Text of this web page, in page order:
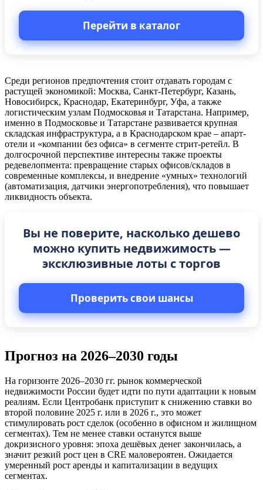
Перейти в каталог
Среди регионов предпочтения стоит отдавать городам с
растущей экономикой: Москва, Санкт-Петербург, Казань,
Новосибирск, Краснодар, Екатеринбург, Уфа, а также
логистическим узлам Подмосковья и Татарстана. Например,
именно в Подмосковье и Татарстане развивается крупная
складская инфраструктура, а в Краснодарском крае – апарт-
отели и «компании без офиса» в сегменте стрит-ретейл. В
долгосрочной перспективе интересны также проекты
редевелопмента: превращение старых офисов/складов в
современные комплексы, и внедрение «умных» технологий
(автоматизация, датчики энергопотребления), что повышает
ликвидность объекта.
Вы не поверите, насколько дешево
можно купить недвижимость —
эксклюзивные лоты с торгов
Проверить свои шансы
Прогноз на 2026–2030 годы
На горизонте 2026–2030 гг. рынок коммерческой
недвижимости России будет идти по пути адаптации к новым
реалиям. Если Центробанк приступит к снижению ставки во
второй половине 2025 г. или в 2026 г., это может
стимулировать рост сделок (особенно в офисном и жилищном
сегментах). Тем не менее ставки останутся выше
докризисного уровня: эпоха дешёвых денег закончилась, а
значит резкий рост цен в CRE маловероятен. Ожидается
умеренный рост аренды и капитализации в ведущих
сегментах.